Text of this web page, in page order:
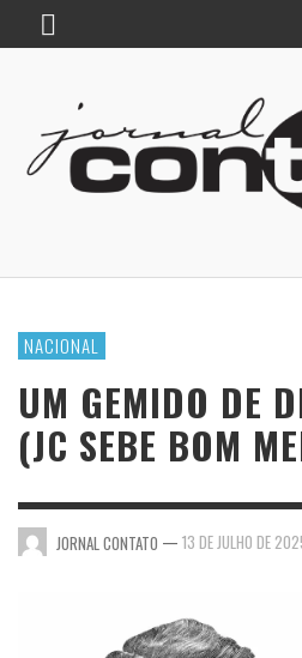
NACIONAL
UM GEMIDO DE
(JC SEBE BOM
JORNAL CONTATO — 13 DE JULHO DE